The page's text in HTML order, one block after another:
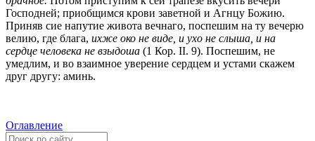
Господней; приобщимся крови заветной и Агнцу Божию.
Приняв сие напутие живота вечнаго, поспешим на ту вечерю
велию, где блага, ихже око не виде, и ухо не слыша, и на
сердце человека не взыдоша (1 Кор. II. 9). Поспешим, не
умедлим, и во взаимное уверение сердцем и устами скажем
друг другу: аминь.
Оглавление